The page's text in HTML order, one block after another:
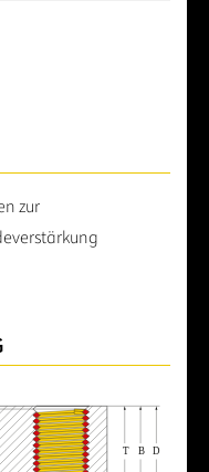
zur